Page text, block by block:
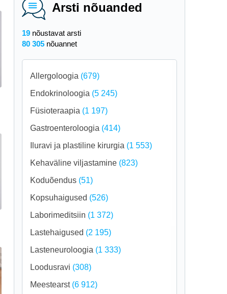
Arsti nõuanded
19 nõustavat arsti
80 305 nõuannet
Allergoloogia (679)
Endokrinoloogia (5 245)
Füsioteraapia (1 197)
Gastroenteroloogia (414)
Iluravi ja plastiline kirurgia (1 553)
Kehaväline viljastamine (823)
Koduõendus (51)
Kopsuhaigused (526)
Laborimeditsiin (1 372)
Lastehaigused (2 195)
Lasteneuroloogia (1 333)
Loodusravi (308)
Meestearst (6 912)